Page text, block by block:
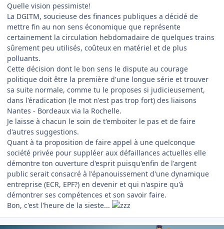
Quelle vision pessimiste!
La DGITM, soucieuse des finances publiques a décidé de
mettre fin au non sens économique que représente
certainement la circulation hebdomadaire de quelques trains
sûrement peu utilisés, coûteux en matériel et de plus
polluants.
Cette décision dont le bon sens le dispute au courage
politique doit être la première d'une longue série et trouver
sa suite normale, comme tu le proposes si judicieusement,
dans l'éradication (le mot n'est pas trop fort) des liaisons
Nantes - Bordeaux via la Rochelle.
Je laisse à chacun le soin de t'emboiter le pas et de faire
d'autres suggestions.
Quant à ta proposition de faire appel à une quelconque
société privée pour suppléer aux défaillances actuelles elle
démontre ton ouverture d'esprit puisqu'enfin de l'argent
public serait consacré à l'épanouissement d'une dynamique
entreprise (ECR, EPF?) en devenir et qui n'aspire qu'à
démontrer ses compétences et son savoir faire.
Bon, c'est l'heure de la sieste...